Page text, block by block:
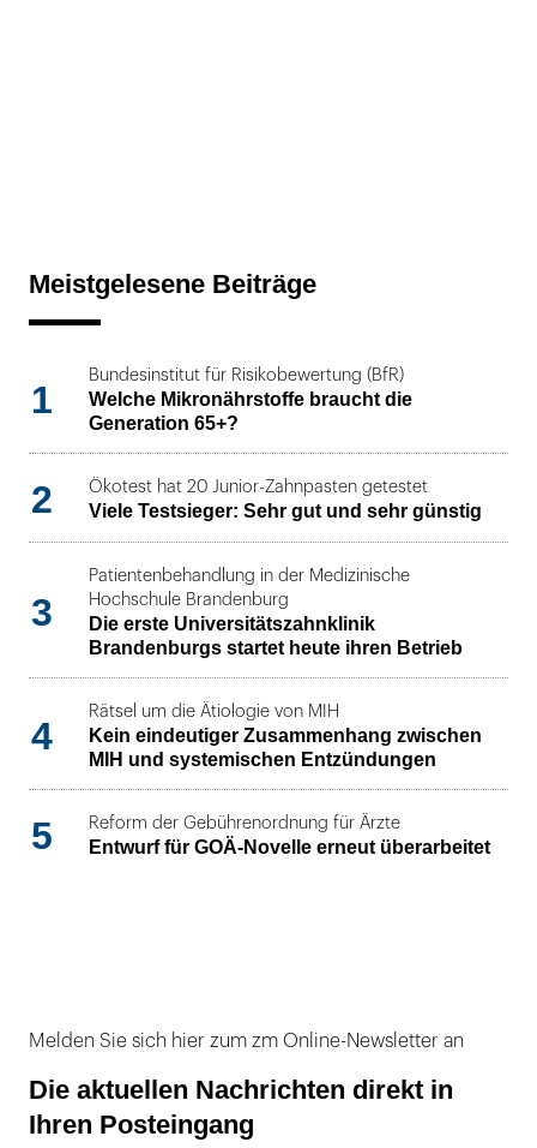
Meistgelesene Beiträge
1
Bundesinstitut für Risikobewertung (BfR)
Welche Mikronährstoffe braucht die
Generation 65+?
2 Ökotest hat 20 Junior-Zahnpasten getestet
Viele Testsieger: Sehr gut und sehr günstig
3
Patientenbehandlung in der Medizinische
Hochschule Brandenburg
Die erste Universitätszahnklinik
Brandenburgs startet heute ihren Betrieb
4
Rätsel um die Ätiologie von MIH
Kein eindeutiger Zusammenhang zwischen
MIH und systemischen Entzündungen
5 Reform der Gebührenordnung für Ärzte
Entwurf für GOÄ-Novelle erneut überarbeitet
Melden Sie sich hier zum zm Online-Newsletter an
Die aktuellen Nachrichten direkt in
Ihren Posteingang